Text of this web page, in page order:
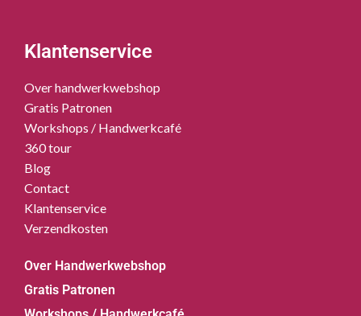
Klantenservice
Over handwerkwebshop
Gratis Patronen
Workshops / Handwerkcafé
360 tour
Blog
Contact
Klantenservice
Verzendkosten
Over Handwerkwebshop
Gratis Patronen